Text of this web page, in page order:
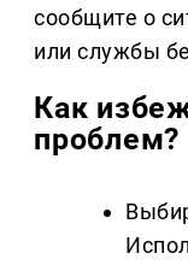
сообщите о
или службы
Как
проблем?